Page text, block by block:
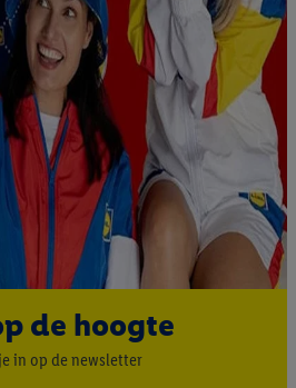
de hoogte
in op de newsletter